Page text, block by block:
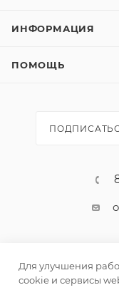
ИНФОРМАЦИЯ
ПОМОЩЬ
Для улучшения
cookie и сервисы